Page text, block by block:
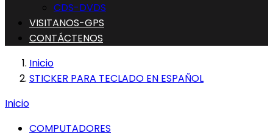
CDS-DVDS
VISITANOS-GPS
CONTÁCTENOS
Inicio
STICKER PARA TECLADO EN ESPAÑOL
Inicio
COMPUTADORES